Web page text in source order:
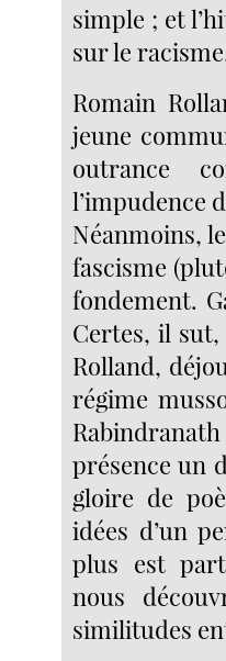
simple ; et
sur le
Romain
jeune
outrance
l’impudence
Néanmoins,
fascisme
fondement.
Certes, il
Rolland,
régime
présence un
gloire de
idées d’un
plus est
nous
similitudes